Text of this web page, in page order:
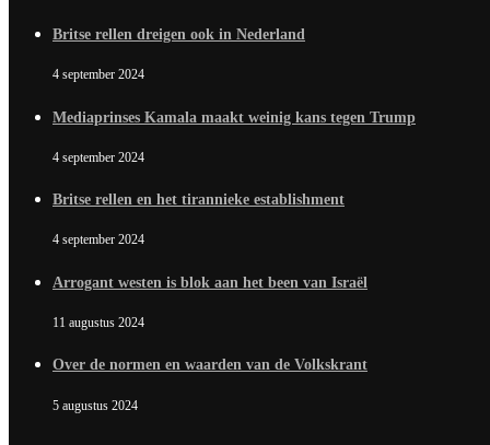
Britse rellen dreigen ook in Nederland
4 september 2024
Mediaprinses Kamala maakt weinig kans tegen Trump
4 september 2024
Britse rellen en het tirannieke establishment
4 september 2024
Arrogant westen is blok aan het been van Israël
11 augustus 2024
Over de normen en waarden van de Volkskrant
5 augustus 2024